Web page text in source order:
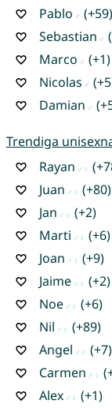
Pablo
(+59)
Sebastian
Marco
(+1)
Nicolas
Damian
Trendiga
Rayan
Juan
(+80)
Jan
(+2)
Marti
(+6)
Joan
(+9)
Jaime
(+2)
Noe
(+6)
Nil
(+89)
Angel
(+7)
Carmen
Alex
(+1)